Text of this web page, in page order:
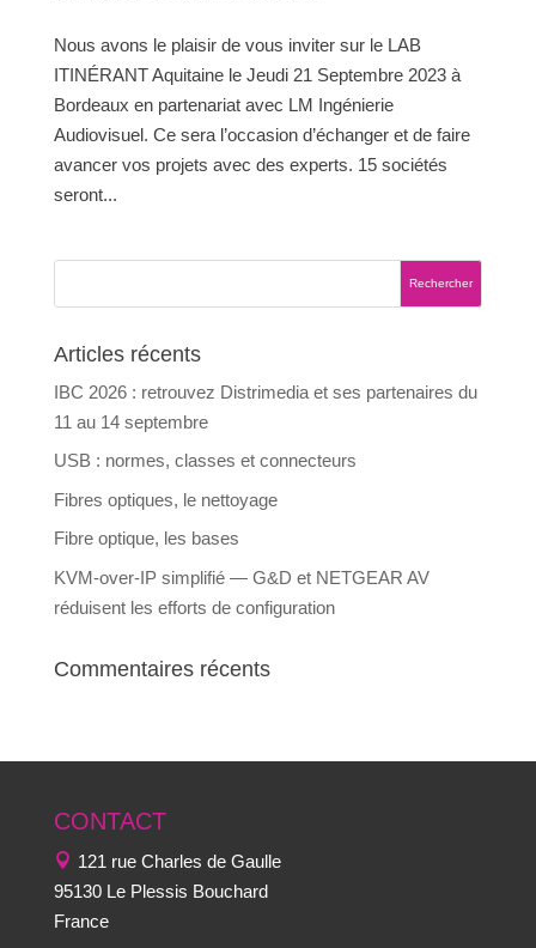
Nous avons le plaisir de vous inviter sur le LAB
ITINÉRANT Aquitaine le Jeudi 21 Septembre 2023 à
Bordeaux en partenariat avec LM Ingénierie
Audiovisuel. Ce sera l’occasion d’échanger et de faire
avancer vos projets avec des experts. 15 sociétés
seront...
Articles récents
IBC 2026 : retrouvez Distrimedia et ses partenaires du
11 au 14 septembre
USB : normes, classes et connecteurs
Fibres optiques, le nettoyage
Fibre optique, les bases
KVM-over-IP simplifié — G&D et NETGEAR AV
réduisent les efforts de configuration
Commentaires récents
CONTACT
121 rue Charles de Gaulle
95130 Le Plessis Bouchard
France